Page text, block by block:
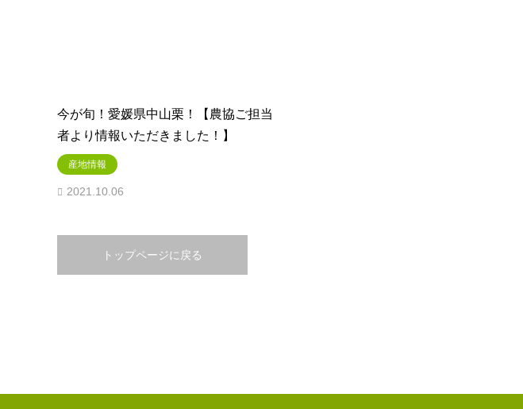
今が旬！愛媛県中山栗！【農協ご担当
者より情報いただきました！】
産地情報
2021.10.06
トップページに戻る